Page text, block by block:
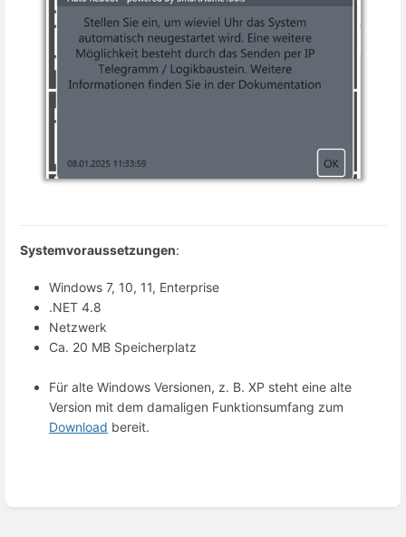
Systemvoraussetzungen:
Windows 7, 10, 11, Enterprise
.NET 4.8
Netzwerk
Ca. 20 MB Speicherplatz
Für alte Windows Versionen, z. B. XP steht eine alte
Version mit dem damaligen Funktionsumfang zum
Download bereit.